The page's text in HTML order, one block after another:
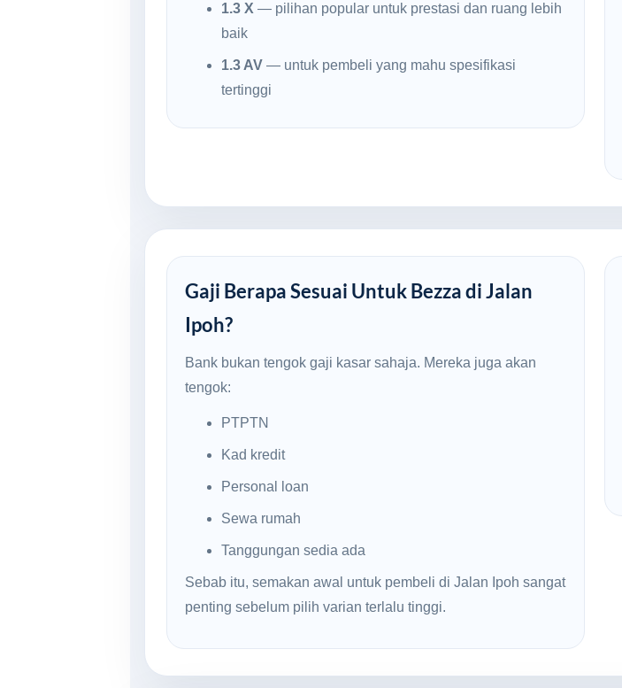
1.3 X — pilihan popular untuk prestasi dan ruang lebih
baik
1.3 AV— untuk pembeli yang mahu spesifikasi
tertinggi
Gaji Berapa Sesuai Untuk Bezza di Jalan
Ipoh?
Bank bukan tengok gaji kasar sahaja. Mereka juga akan
tengok:
PTPTN
Kad kredit
Personal loan
Sewa rumah
Tanggungan sedia ada
Sebab itu, semakan awal untuk pembeli di Jalan Ipoh sangat
penting sebelum pilih varian terlalu tinggi.